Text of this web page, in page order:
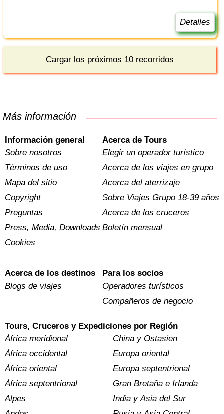
Detalles
Cargar los próximos 10 recorridos
Más información
Información general
Sobre nosotros
Términos de uso
Mapa del sitio
Copyright
Preguntas
Press, Media, Downloads
Cookies
Acerca de Tours
Elegir un operador turístico
Acerca de los viajes en grupo
Acerca del aterrizaje
Sobre Viajes Grupo 18-39 años
Acerca de los cruceros
Boletín mensual
Acerca de los destinos
Blogs de viajes
Para los socios
Operadores turísticos
Compañeros de negocio
Tours, Cruceros y Expediciones por Región
África meridional
África occidental
África oriental
África septentrional
Alpes
China y Ostasien
Europa oriental
Europa septentrional
Gran Bretaña e Irlanda
India y Asia del Sur